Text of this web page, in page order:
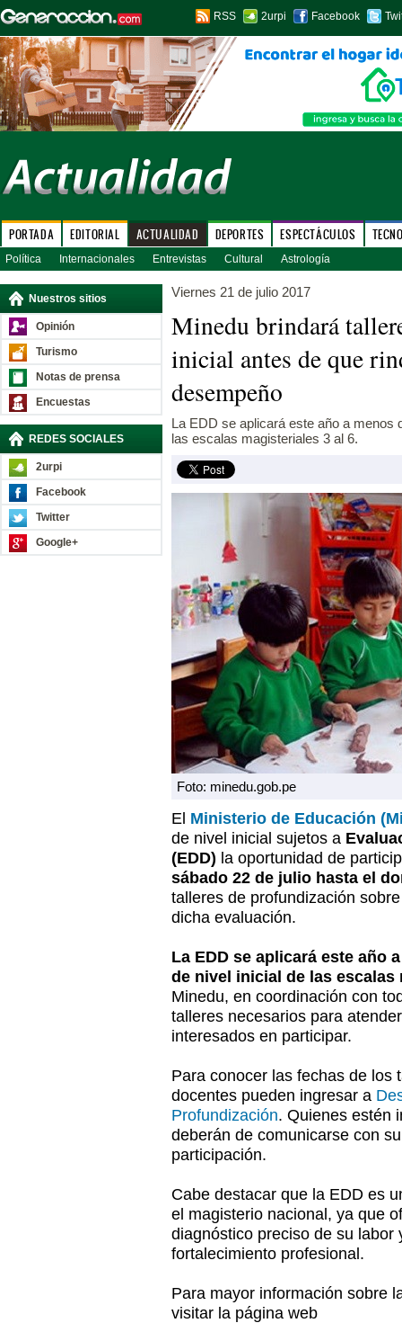
RSS 2urpi Facebook
PORTADA EDITORIAL ACTUALIDAD DEPORTES ESPECTÁCULOS
Política Internacionales Entrevistas Cultural Astrología
Nuestros sitios
Opinión
Turismo
Notas de prensa
Encuestas
REDES SOCIALES
2urpi
Facebook
Twitter
Google+
Viernes 21 de julio 2017
Minedu brindará
inicial antes de que
desempeño
La EDD se aplicará este año a menos
las escalas magisteriales 3 al 6.
Foto: minedu.gob.pe
El Ministerio de Educación
de nivel inicial sujetos a
(EDD) la oportunidad de
sábado 22 de julio hasta el
talleres de profundización
dicha evaluación.
La EDD se aplicará este año
de nivel inicial de las escalas
Minedu, en coordinación con
talleres necesarios para
interesados en participar.
Para conocer las fechas de los
docentes pueden ingresar a
Profundización. Quienes estén
deberán de comunicarse con
participación.
Cabe destacar que la EDD es
el magisterio nacional, ya que
diagnóstico preciso de su labor
fortalecimiento profesional.
Para mayor información sobre
visitar la página web